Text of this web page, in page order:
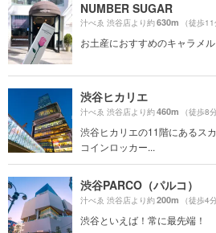
NUMBER SUGAR
汁べゑ 渋谷店より約630m （徒歩11
お土産におすすめのキャラメル
渋谷ヒカリエ
汁べゑ 渋谷店より約460m （徒歩8
渋谷ヒカリエの11階にあるス
コインロッカー...
渋谷PARCO（パルコ）
汁べゑ 渋谷店より約200m （徒歩4
渋谷といえば！常に最先端！